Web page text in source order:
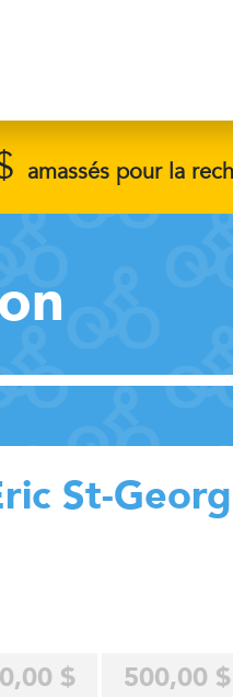
amassés pour la
St-
$ 500,00 $